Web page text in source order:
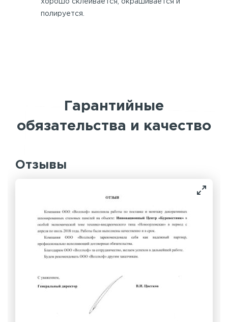
хорошо склеивается, окрашивается и
полируется.
Гарантийные
обязательства и качество
Отзывы